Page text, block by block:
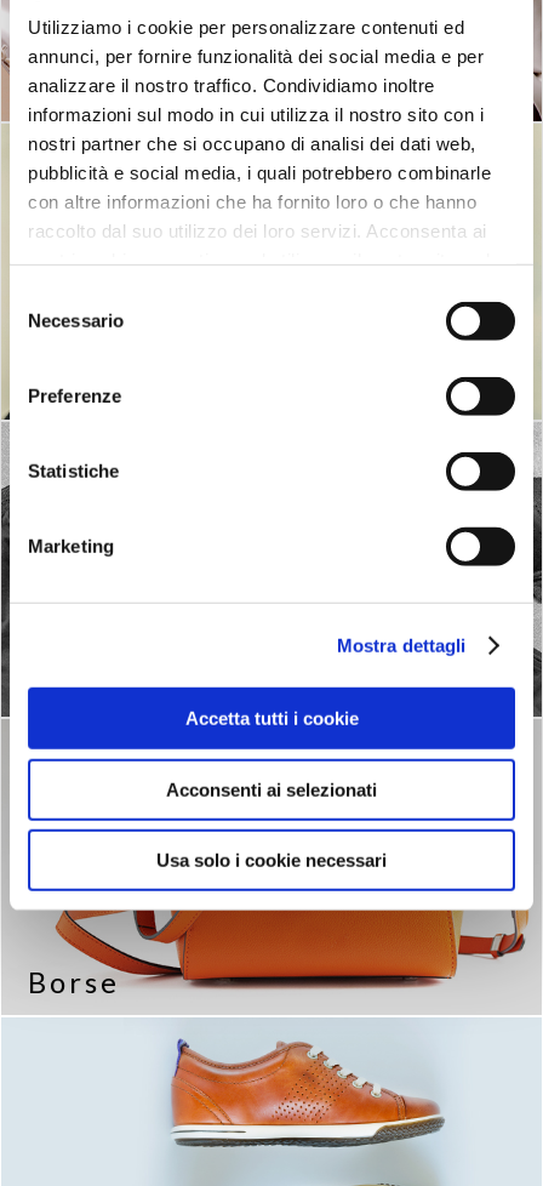
Utilizziamo i cookie per personalizzare contenuti ed
annunci, per fornire funzionalità dei social media e per
analizzare il nostro traffico. Condividiamo inoltre
informazioni sul modo in cui utilizza il nostro sito con i
nostri partner che si occupano di analisi dei dati web,
pubblicità e social media, i quali potrebbero combinarle
con altre informazioni che ha fornito loro o che hanno
raccolto dal suo utilizzo dei loro servizi. Acconsenta ai
delNecessario
Preferenze
Statistiche
Marketing
Mostra dettagli
Accetta tutti i cookie
Acconsenti ai selezionati
Usa solo i cookie necessari
Abbigliamento donna
Abbigliamento uomo
Intimo
Borse